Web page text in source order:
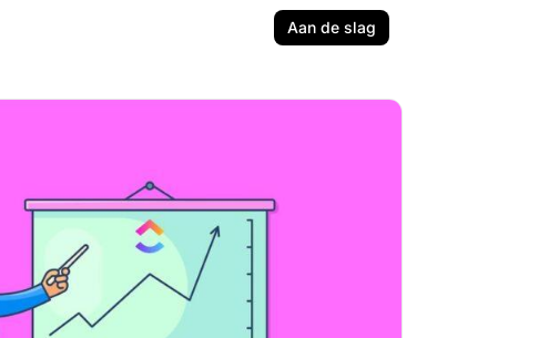
Aan de slag